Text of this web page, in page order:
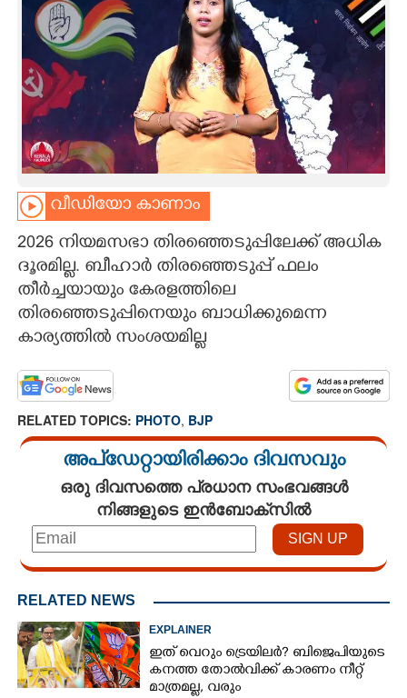
SPIRITUAL
INFO+
ART
ASTRO
CARTOONS
LITERATURE
ZOOM
CONTACT US
വീഡിയോ കാണാം
2026 നിയമസഭാ തിരഞ്ഞെടുപ്പിലേക്ക് അധിക
ദൂരമില്ല. ബീഹാർ തിരഞ്ഞെടുപ്പ് ഫലം
തീർച്ചയായും കേരളത്തിലെ
തിരഞ്ഞെടുപ്പിനെയും ബാധിക്കുമെന്ന
കാര്യത്തിൽ സംശയമില്ല
RELATED TOPICS: PHOTO, BJP
അപ്ഡേറ്റായിരിക്കാം ദിവസവും
ഒരു ദിവസത്തെ പ്രധാന സംഭവങ്ങൾ
നിങ്ങളുടെ ഇൻബോക്സിൽ
RELATED NEWS
EXPLAINER
ഇത് വെറും ട്രെയിലർ? ബിജെപിയുടെ
കനത്ത തോൽവിക്ക് കാരണം നീറ്റ്
മാത്രമല്ല, വരും